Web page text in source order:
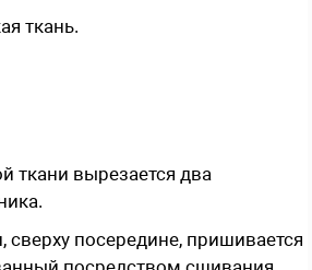
ткань.
ткани вырезается два
посередине, пришивается